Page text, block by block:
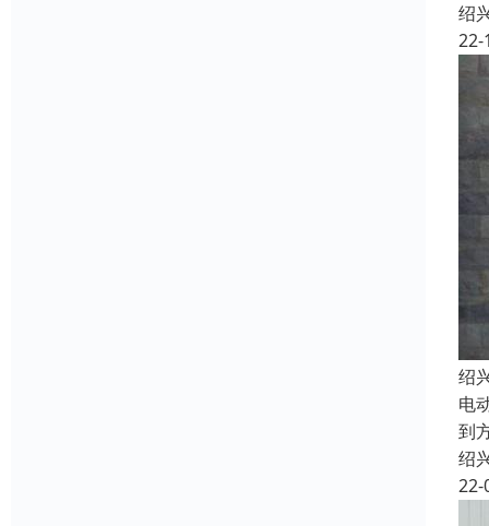
绍
22-
绍
电
到
绍
22-